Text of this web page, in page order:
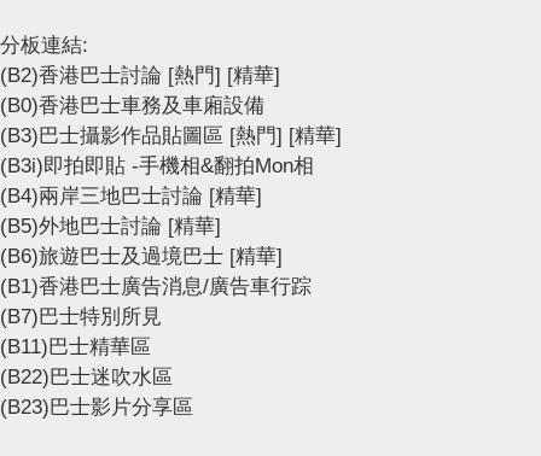
分板連結:
(B2)香港巴士討論 [熱門] [精華]
(B0)香港巴士車務及車廂設備
(B3)巴士攝影作品貼圖區 [熱門] [精華]
(B3i)即拍即貼 -手機相&翻拍Mon相
(B4)兩岸三地巴士討論 [精華]
(B5)外地巴士討論 [精華]
(B6)旅遊巴士及過境巴士 [精華]
(B1)香港巴士廣告消息/廣告車行踪
(B7)巴士特別所見
(B11)巴士精華區
(B22)巴士迷吹水區
(B23)巴士影片分享區